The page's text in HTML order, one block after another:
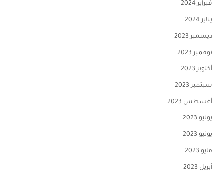
فبراير 2024
يناير 2024
ديسمبر 2023
نوفمبر 2023
أكتوبر 2023
سبتمبر 2023
أغسطس 2023
يوليو 2023
يونيو 2023
مايو 2023
أبريل 2023